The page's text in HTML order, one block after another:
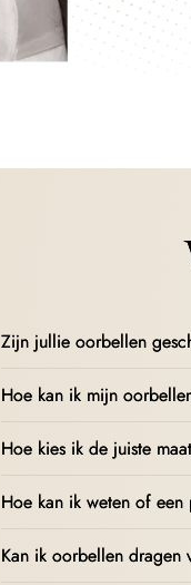
Zijn jullie oorbellen
Hoe kan ik mijn
Hoe kies ik de juiste
Hoe kan ik weten of
Kan ik oorbellen dragen